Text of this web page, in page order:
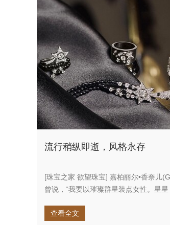
流行稍纵即逝，风格永存
[珠宝之家 欲望珠宝] 嘉柏丽尔•香奈儿
曾说，“我要以璀璨群星装点女性。星星
查看全文